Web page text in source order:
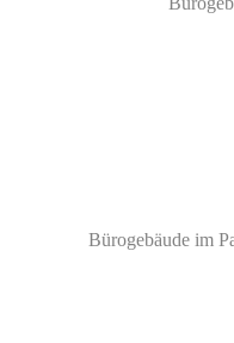
Bürogebäude im